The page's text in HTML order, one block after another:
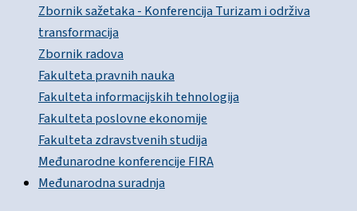
Zbornik sažetaka - Konferencija Turizam i održiva
transformacija
Zbornik radova
Fakulteta pravnih nauka
Fakulteta informacijskih tehnologija
Fakulteta poslovne ekonomije
Fakulteta zdravstvenih studija
Međunarodne konferencije FIRA
Međunarodna suradnja